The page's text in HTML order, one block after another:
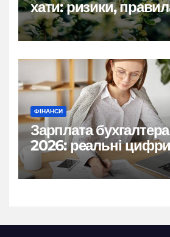
хати: ризики,
практичні рішення
ФІНАНСИ
Зарплата бухгалтера
2026: реальні
нюанси